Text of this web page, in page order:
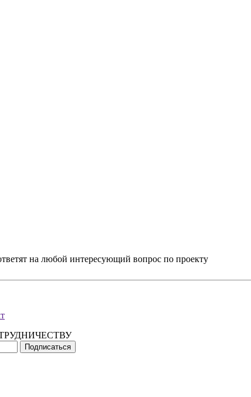
на любой интересующий вопрос по проекту